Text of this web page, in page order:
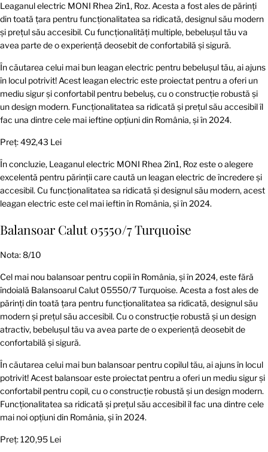
Leaganul electric MONI Rhea 2in1, Roz. Acesta a fost ales de părinți
din toată țara pentru funcționalitatea sa ridicată, designul său modern
și prețul său accesibil. Cu funcționalități multiple, bebelușul tău va
avea parte de o experiență deosebit de confortabilă și sigură.
În căutarea celui mai bun leagan electric pentru bebelușul tău, ai ajuns
în locul potrivit! Acest leagan electric este proiectat pentru a oferi un
mediu sigur și confortabil pentru bebeluș, cu o construcție robustă și
un design modern. Funcționalitatea sa ridicată și prețul său accesibil îl
fac una dintre cele mai ieftine opțiuni din România, și în 2024.
Preț: 492,43 Lei
În concluzie, Leaganul electric MONI Rhea 2in1, Roz este o alegere
excelentă pentru părinții care caută un leagan electric de încredere și
accesibil. Cu funcționalitatea sa ridicată și designul său modern, acest
leagan electric este cel mai ieftin în România, și în 2024.
Balansoar Calut 05550/7 Turquoise
Nota: 8/10
Cel mai nou balansoar pentru copii în România, și în 2024, este fără
îndoială Balansoarul Calut 05550/7 Turquoise. Acesta a fost ales de
părinți din toată țara pentru funcționalitatea sa ridicată, designul său
modern și prețul său accesibil. Cu o construcție robustă și un design
atractiv, bebelușul tău va avea parte de o experiență deosebit de
confortabilă și sigură.
În căutarea celui mai bun balansoar pentru copilul tău, ai ajuns în locul
potrivit! Acest balansoar este proiectat pentru a oferi un mediu sigur și
confortabil pentru copil, cu o construcție robustă și un design modern.
Funcționalitatea sa ridicată și prețul său accesibil îl fac una dintre cele
mai noi opțiuni din România, și în 2024.
Preț: 120,95 Lei